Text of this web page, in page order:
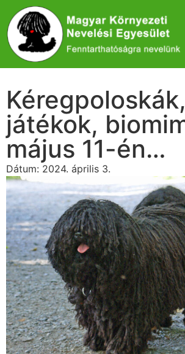
játékok,
május 11-én…
Dátum: 2024. április 3.